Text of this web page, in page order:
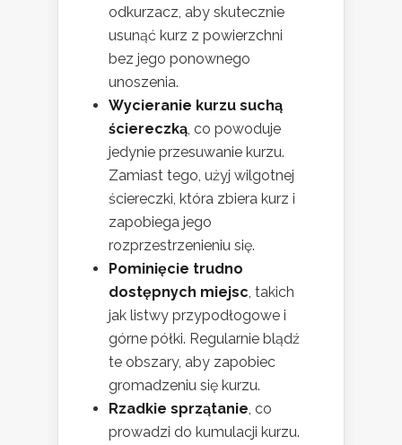
odkurzacz, aby skutecznie
usunąć kurz z powierzchni
bez jego ponownego
unoszenia.
Wycieranie kurzu suchą
ściereczką , co powoduje
jedynie przesuwanie kurzu.
Zamiast tego, użyj wilgotnej
ściereczki, która zbiera kurz i
zapobiega jego
rozprzestrzenieniu się.
Pominięcie trudno
dostępnych miejsc , takich
jak listwy przypodłogowe i
górne półki. Regularnie blądź
te obszary, aby zapobiec
gromadzeniu się kurzu.
Rzadkie sprzątanie , co
prowadzi do kumulacji kurzu.